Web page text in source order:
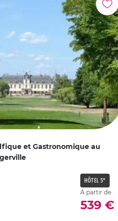
et Gastronomique au
HÔTEL 5*
À partir de
539 €